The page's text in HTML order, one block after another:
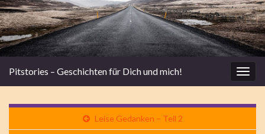
Pitstories – Geschichten für Dich und mich!
Leise Gedanken – Teil 2